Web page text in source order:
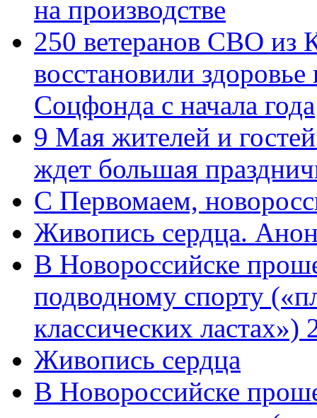
на производстве
250 ветеранов СВО из
восстановили
Соцфонда с начала года
9 Мая жителей и
ждет большая
C Первомаем,
Живопись сердца.
В Новороссийске
подводному спорту
классических
Живопись сердца
В Новороссийске